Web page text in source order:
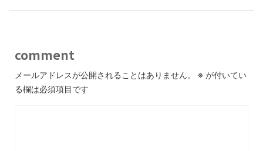
comment
メールアドレスが公開されることはありません。 ※ が付いてい
る欄は必須項目です